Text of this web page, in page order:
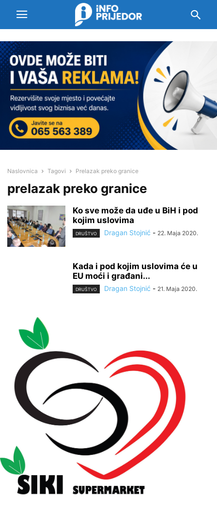
Naslovnica Tagovi Prelazak preko granice
prelazak preko granice
Ko sve može da uđe u BiH i pod
kojim uslovima
DRUŠTVO Dragan Stojnić - 22. Maja 2020.
Kada i pod kojim uslovima će u
EU moći i građani...
DRUŠTVO Dragan Stojnić - 21. Maja 2020.